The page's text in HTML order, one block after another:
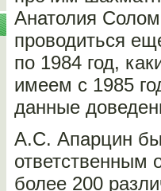
Анатолия
проводиться
по 1984 год,
имеем с 1985
данные
А.С. Апарцин
ответственным
более 200